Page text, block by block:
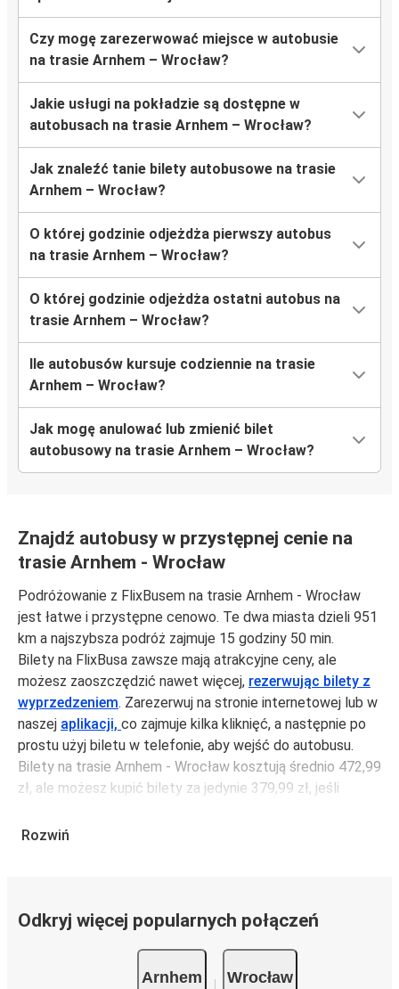
Czy mogę zarezerwować miejsce w autobusie
na trasie Arnhem – Wrocław?
Jakie usługi na pokładzie są dostępne w
autobusach na trasie Arnhem – Wrocław?
Jak znaleźć tanie bilety autobusowe na trasie
Arnhem – Wrocław?
O której godzinie odjeżdża pierwszy autobus
na trasie Arnhem – Wrocław?
O której godzinie odjeżdża ostatni autobus na
trasie Arnhem – Wrocław?
Ile autobusów kursuje codziennie na trasie
Arnhem – Wrocław?
Jak mogę anulować lub zmienić bilet
autobusowy na trasie Arnhem – Wrocław?
Znajdź autobusy w przystępnej cenie na
trasie Arnhem - Wrocław
Podróżowanie z FlixBusem na trasie Arnhem - Wrocław
jest łatwe i przystępne cenowo. Te dwa miasta dzieli 951
km a najszybsza podróż zajmuje 15 godziny 50 min.
Bilety na FlixBusa zawsze mają atrakcyjne ceny, ale
możesz zaoszczędzić nawet więcej, rezerwując bilety z
wyprzedzeniem. Zarezerwuj na stronie internetowej lub w
naszej aplikacji, co zajmuje kilka kliknięć, a następnie po
prostu użyj biletu w telefonie, aby wejść do autobusu.
Bilety na trasie Arnhem - Wrocław kosztują średnio 472,99
zł, ale możesz kupić bilety za jedynie 379,99 zł, jeśli
unikając weekendów i świąt. Aby podróżować szybko,
jedynie 15 godziny 50 min.
Rozwiń
Odkryj więcej popularnych połączeń
Arnhem Wrocław